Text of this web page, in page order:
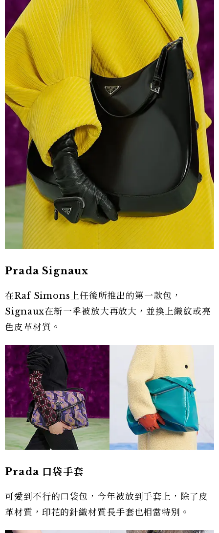
Prada Signaux
在Raf Simons上任後所推出的第一款包，
Signaux在新一季被放大再放大，並換上織紋或亮
色皮革材質。
Prada 口袋手套
可愛到不行的口袋包，今年被放到手套上，除了皮
革材質，印花的針織材質長手套也相當特別。